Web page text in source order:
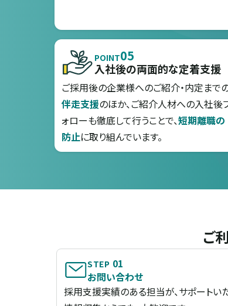
POINT05
入社後の両面的な定着支援
ご採用後の企業様へのご紹介・内定まで
伴走支援のほか、ご紹介人材への入社後
ォローも徹底して行うことで、短期離職の
防止に取り組んでいます。
ご
STEP 01
お問い合わせ
採用支援実績のある担当が、サポートいた